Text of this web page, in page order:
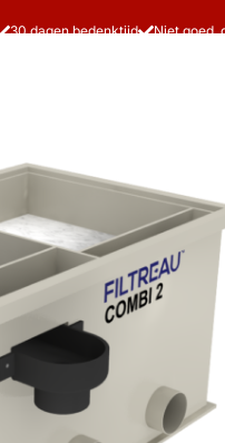
30 dagen bedenktijd Niet goed,